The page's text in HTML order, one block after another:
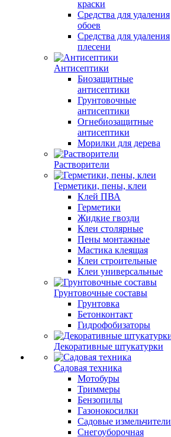
краски
Средства для удаления
обоев
Средства для удаления
плесени
Антисептики
Биозащитные
антисептики
Грунтовочные
антисептики
Огнебиозащитные
антисептики
Морилки для дерева
Растворители
Герметики, пены, клеи
Клей ПВА
Герметики
Жидкие гвозди
Клеи столярные
Пены монтажные
Мастика клеящая
Клеи строительные
Клеи универсальные
Грунтовочные составы
Грунтовка
Бетонконтакт
Гидрофобизаторы
Декоративные штукатурки
Садовая техника
Мотобуры
Триммеры
Бензопилы
Газонокосилки
Садовые измельчители
Снегоуборочная